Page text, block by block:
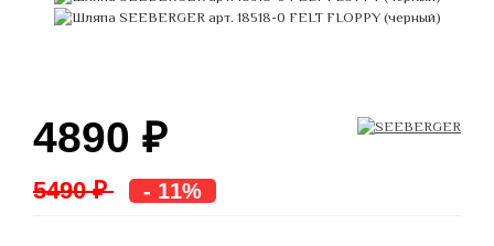
4890 ₽
5490 ₽ - 11%